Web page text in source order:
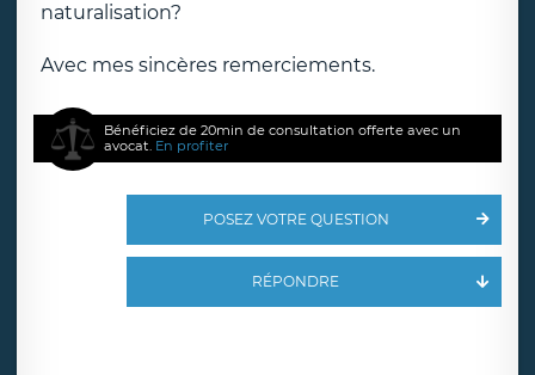
naturalisation?
Avec mes sincères remerciements.
Bénéficiez de 20min de consultation offerte avec un
avocat. En profiter
POSEZ VOTRE QUESTION
RÉPONDRE